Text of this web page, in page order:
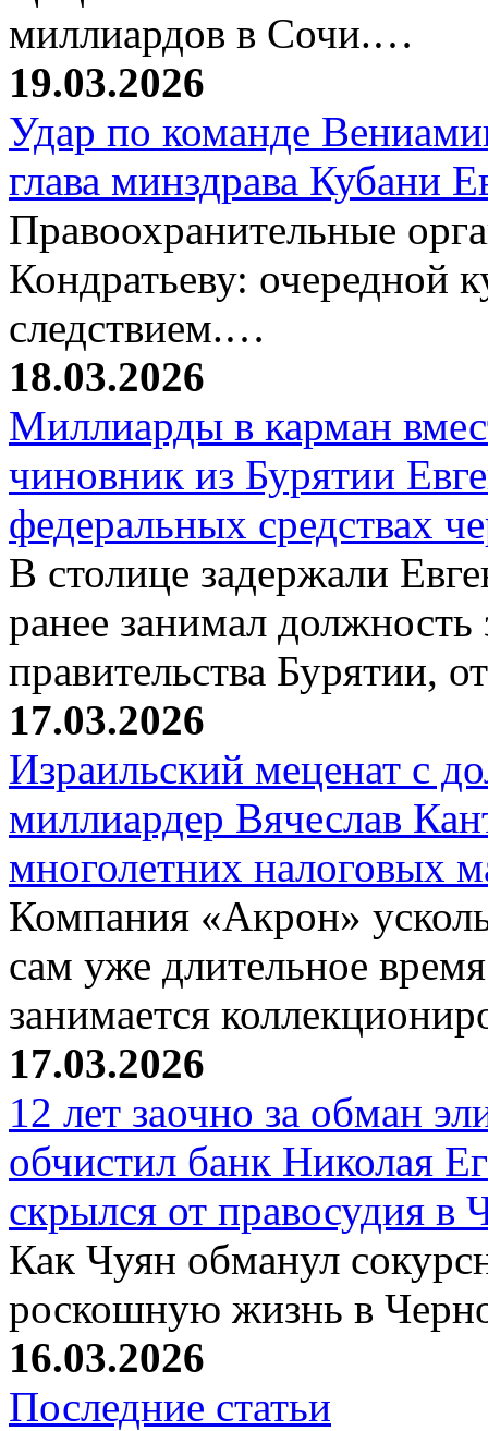
миллиардов в Сочи.…
19.03.2026
Удар по команде
глава минздрава Кубани
Правоохранительные
Кондратьеву: очередной
следствием.…
18.03.2026
Миллиарды в карман
чиновник из Бурятии
федеральных средствах
В столице задержали
ранее занимал должность
правительства Бурятии,
17.03.2026
Израильский меценат с
миллиардер Вячеслав
многолетних налоговых
Компания «Акрон»
сам уже длительное
занимается
17.03.2026
12 лет заочно за обман
обчистил банк Николая
скрылся от правосудия в
Как Чуян обманул
роскошную жизнь в
16.03.2026
Последние статьи